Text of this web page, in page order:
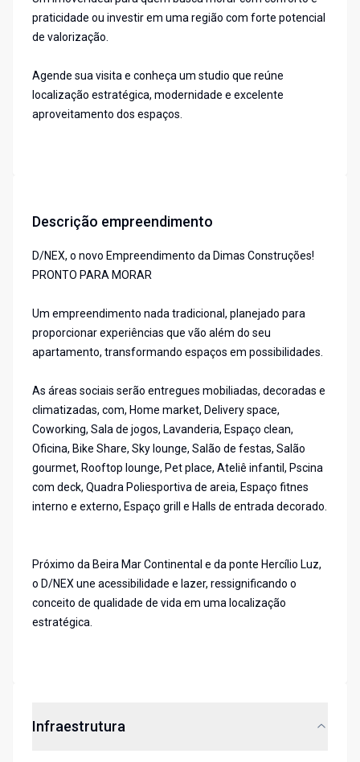
praticidade ou investir em uma região com forte potencial
de valorização.
Agende sua visita e conheça um studio que reúne
localização estratégica, modernidade e excelente
aproveitamento dos espaços.
Descrição empreendimento
D/NEX, o novo Empreendimento da Dimas Construções!
PRONTO PARA MORAR
Um empreendimento nada tradicional, planejado para
proporcionar experiências que vão além do seu
apartamento, transformando espaços em possibilidades.
As áreas sociais serão entregues mobiliadas, decoradas e
climatizadas, com, Home market, Delivery space,
Coworking, Sala de jogos, Lavanderia, Espaço clean,
Oficina, Bike Share, Sky lounge, Salão de festas, Salão
gourmet, Rooftop lounge, Pet place, Ateliê infantil, Pscina
com deck, Quadra Poliesportiva de areia, Espaço fitnes
interno e externo, Espaço grill e Halls de entrada decorado.
Próximo da Beira Mar Continental e da ponte Hercílio Luz,
o D/NEX une acessibilidade e lazer, ressignificando o
conceito de qualidade de vida em uma localização
estratégica.
Infraestrutura